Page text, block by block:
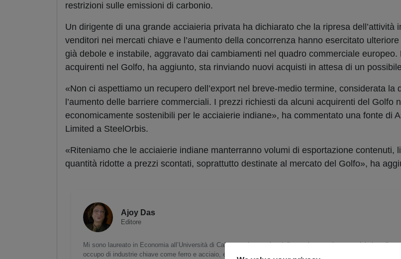
restrizioni sulle emissioni di carbonio.
Un dirigente di una grande acciaieria privata ha dichiarato che la ripresa dell’attività
venditori nei mercati chiave e l’aumento della concorrenza hanno esercitato
già debole e instabile, aggravato dai cambiamenti nel quadro commerciale europeo.
acquirenti nel Golfo, ha aggiunto, sta rinviando nuovi acquisti in attesa di un
«Non ci aspettiamo un recupero dell’export nel breve-medio termine, considerata la
l’aumento delle barriere commerciali. I prezzi richiesti da alcuni acquirenti del Golfo
economicamente sostenibili per le acciaierie indiane», ha commentato una fonte di
Limited a SteelOrbis.
«Riteniamo che le acciaierie indiane manterranno volumi di esportazione contenuti,
quantità ridotte a prezzi scontati, soprattutto destinate al mercato del Golfo», ha
Ajoy Das
Editore
Mi sono laureato in Economia all’Università di Calcutta e ho trent’anni di esperienza nel settore del
occupo di industrie chiave come ferro e acciaio, energia (fossile e rinnovabile), chimica e petrolchimica ed